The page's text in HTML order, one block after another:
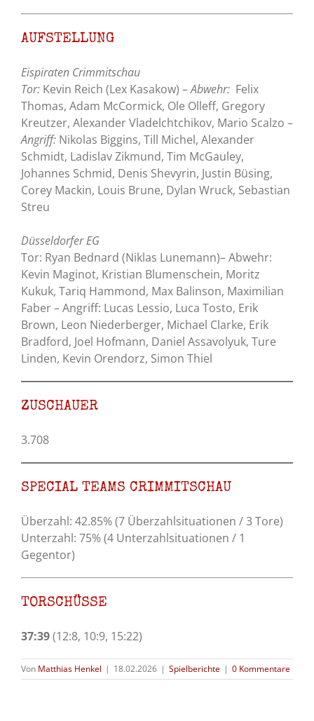
AUFSTELLUNG
Eispiraten Crimmitschau
Tor: Kevin Reich (Lex Kasakow) –Abwehr: Felix
Thomas, Adam McCormick, Ole Olleff, Gregory
Kreutzer, Alexander Vladelchtchikov, Mario Scalzo –
Angriff: Nikolas Biggins, Till Michel, Alexander
Schmidt, Ladislav Zikmund, Tim McGauley,
Johannes Schmid, Denis Shevyrin, Justin Büsing,
Corey Mackin, Louis Brune, Dylan Wruck, Sebastian
Streu
Düsseldorfer EG
Tor: Ryan Bednard (Niklas Lunemann)– Abwehr:
Kevin Maginot, Kristian Blumenschein, Moritz
Kukuk, Tariq Hammond, Max Balinson, Maximilian
Faber – Angriff: Lucas Lessio, Luca Tosto, Erik
Brown, Leon Niederberger, Michael Clarke, Erik
Bradford, Joel Hofmann, Daniel Assavolyuk, Ture
Linden, Kevin Orendorz, Simon Thiel
ZUSCHAUER
3.708
SPECIAL TEAMS CRIMMITSCHAU
Überzahl: 42.85% (7 Überzahlsituationen / 3 Tore)
Unterzahl: 75% (4 Unterzahlsituationen / 1
Gegentor)
TORSCHÜSSE
37:39(12:8, 10:9, 15:22)
Von Matthias Henkel | 18.02.2026 | Spielberichte | 0 Kommentare